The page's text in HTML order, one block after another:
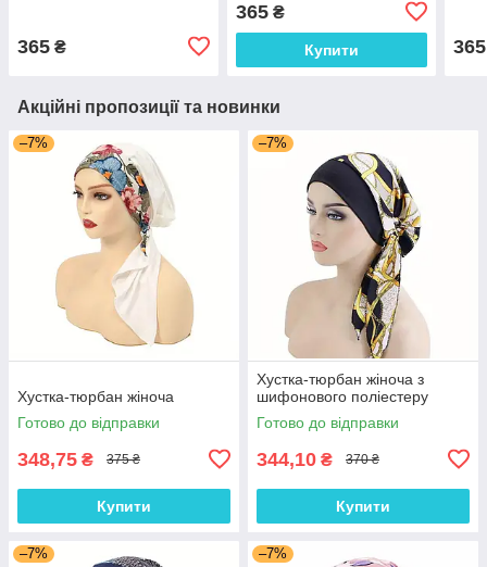
365 ₴
365₴
Купити 365
Акційні пропозиції та новинки
–7%
Хустка-тюрбан жіноча
Готово до відправки
348,75 ₴ 375 ₴
Купити
–7%
Хустка-тюрбан жіноча з
шифонового поліестеру
Готово до відправки
344,10 ₴ 370 ₴
Купити
–7% –7%